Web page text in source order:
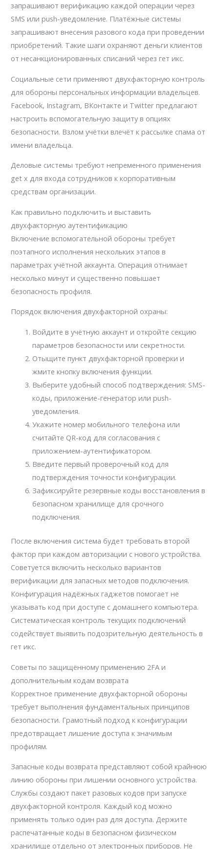
запрашивают верификацию каждой операции через
SMS или push-уведомление. Платёжные системы
запрашивают внесения разового кода при проведении
приобретений. Такие шаги охраняют деньги клиентов
от несанкционированных списаний через гет икс.
Социальные сети применяют двухфакторную контроль
для обороны персональных информации владельцев.
Facebook, Instagram, ВКонтакте и Twitter предлагают
настроить вспомогательную защиту в опциях
безопасности. Взлом учётки влечёт к рассылке спама от
имени владельца.
Деловые системы требуют непременного применения
get x для входа сотрудников к корпоративным
средствам организации.
Как правильно подключить и выставить
двухфакторную аутентификацию
Включение вспомогательной обороны требует
поэтапного исполнения нескольких этапов в
параметрах учётной аккаунта. Операция отнимает
несколько минут и существенно повышает
безопасность профиля.
Порядок включения двухфакторной охраны:
Войдите в учётную аккаунт и откройте секцию
параметров безопасности или секретности.
Отыщите пункт двухфакторной проверки и
жмите кнопку включения функции.
Выберите удобный способ подтверждения: SMS-
коды, приложение-генератор или push-
уведомления.
Укажите номер мобильного телефона или
считайте QR-код для согласования с
приложением-аутентификатором.
Введите первый проверочный код для
подтверждения точности конфигурации.
Зафиксируйте резервные коды восстановления в
безопасном хранилище для срочного
подключения.
После включения система будет требовать второй
фактор при каждом авторизации с нового устройства.
Советуется включить несколько вариантов
верификации для запасных методов подключения.
Конфигурация надёжных гаджетов помогает не
указывать код при доступе с домашнего компьютера.
Систематическая контроль текущих подключений
содействует выявить подозрительную деятельность в
гет икс.
Советы по защищённому применению 2FA и
дополнительным кодам возврата
Корректное применение двухфакторной обороны
требует выполнения фундаментальных принципов
безопасности. Грамотный подход к конфигурации
предотвращает лишение доступа к значимым
профилям.
Запасные коды возврата представляют собой крайнюю
линию обороны при лишении основного устройства.
Службы создают пакет разовых кодов при запуске
двухфакторной контроля. Каждый код можно
применять только один раз для доступа. Держите
распечатанные коды в безопасном физическом
хранилище отдельно от электронных приборов. Не